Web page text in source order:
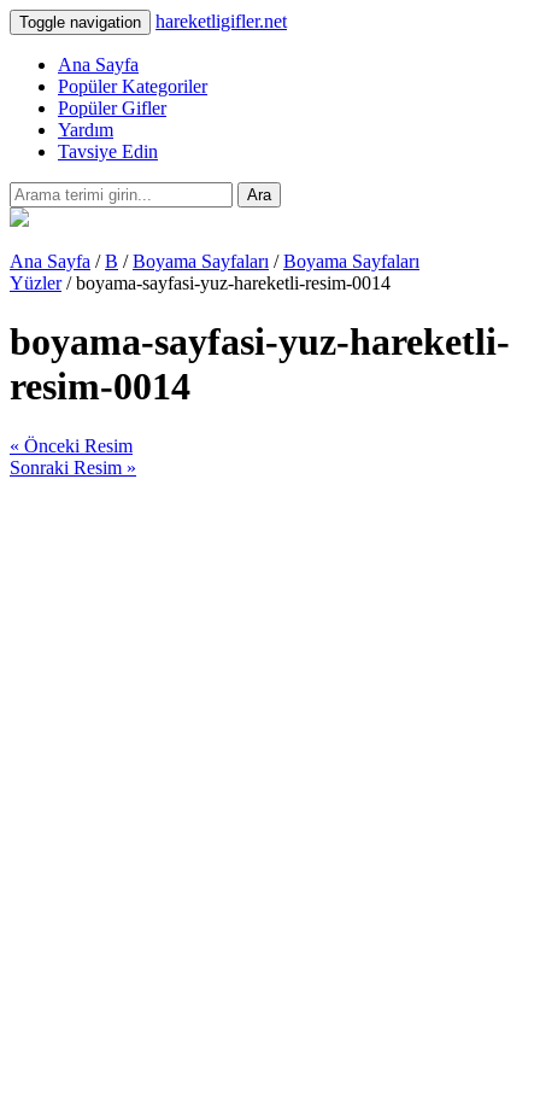
Toggle navigation hareketligifler.net
Ana Sayfa
Popüler Kategoriler
Popüler Gifler
Yardım
Tavsiye Edin
Ara
Ana Sayfa /B /Boyama Sayfaları /Boyama Sayfaları
Yüzler/ boyama-sayfasi-yuz-hareketli-resim-0014
boyama-sayfasi-yuz-hareketli-
resim-0014
« Önceki Resim
Sonraki Resim »